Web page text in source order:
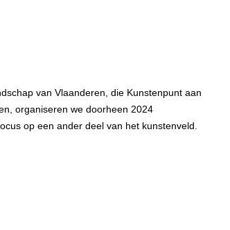
van Vlaanderen, die Kunstenpunt aan
organiseren we doorheen 2024
op een ander deel van het kunstenveld.